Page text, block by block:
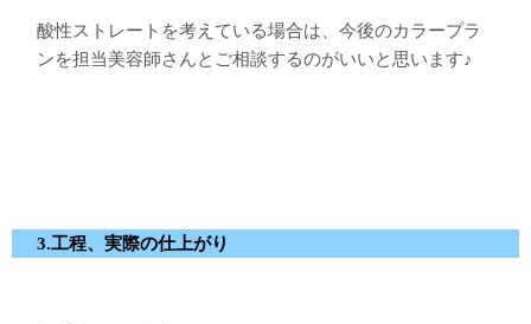
酸性ストレートを考えている場合は、今後のカラープラ
ンを担当美容師さんとご相談するのがいいと思います♪
3.工程、実際の仕上がり